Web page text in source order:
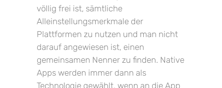
völlig frei ist, sämtliche
Alleinstellungsmerkmale der
Plattformen zu nutzen und man nicht
darauf angewiesen ist, einen
gemeinsamen Nenner zu finden. Native
Apps werden immer dann als
Technologie gewählt, wenn an die App